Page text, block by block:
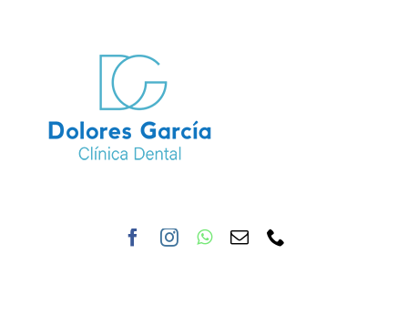
Nuestra clínica